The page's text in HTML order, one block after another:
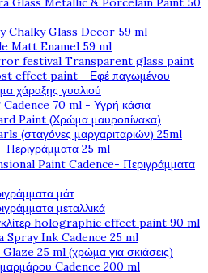
Chalky Glass Decor 59 ml
Matt Enamel 59 ml
festival Transparent glass paint
effect paint - Εφέ παγωμένου
χάραξης γυαλιού
70 ml - Υγρή κάσια
Paint (Χρώμα μαυροπίνακα)
(σταγόνες μαργαριταριών) 25ml
25 ml
Paint Cadence- Περιγράμματα
μάτ
μεταλλικά
holographic effect paint 90 ml
Spray Ink Cadence 25 ml
25 ml (χρώμα για σκιάσεις)
μαρμάρου Cadence 200 ml